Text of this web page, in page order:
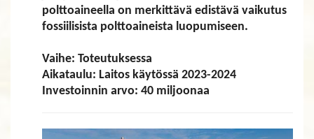
polttoaineella on merkittävä edistävä vaikutus
fossiilisista polttoaineista luopumiseen.
Vaihe: Toteutuksessa
Aikataulu: Laitos käytössä 2023-2024
Investoinnin arvo: 40 miljoonaa